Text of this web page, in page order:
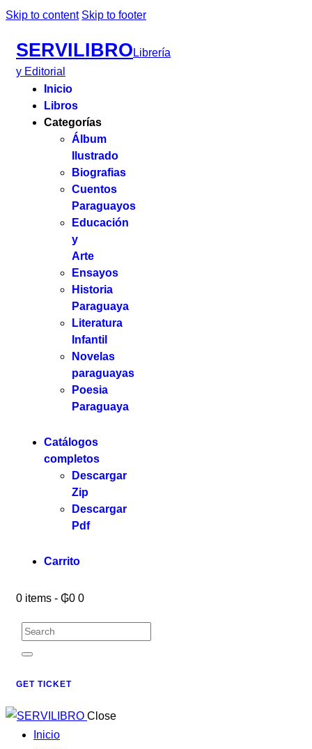
Skip to content Skip to footer
SERVILIBRO Librería
y Editorial
Inicio
Libros
Categorías
Álbum
Ilustrado
Biografias
Cuentos
Paraguayos
Educación
y
Arte
Ensayos
Historia
Paraguaya
Literatura
Infantil
Novelas
paraguayas
Poesia
Paraguaya
Catálogos
completos
Descargar
Zip
Descargar
Pdf
Carrito
0 items - ₲0 0
GET TICKET
Close
Inicio